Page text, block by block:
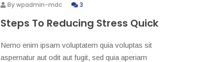
Bywpadmin-mdc 3
Steps To Reducing Stress Quick
Nemo enim ipsam voluptatem quia voluptas sit
aspernatur aut odit aut fugit, sed quia aperiam